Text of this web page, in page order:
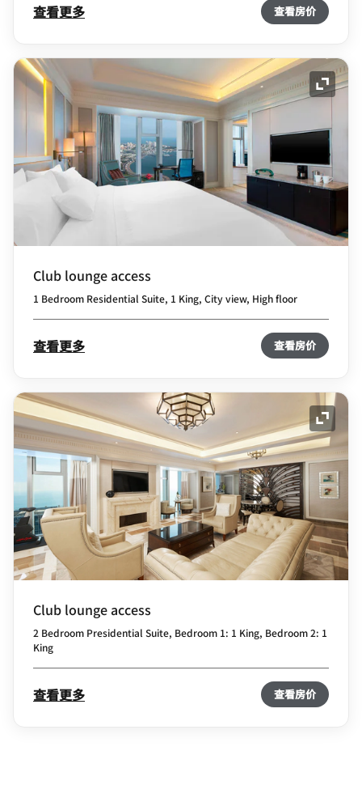
查看更多 查看房价
展开
Club lounge access
1 Bedroom Residential Suite, 1 King, City view, High floor
查看更多 查看房价
展开
Club lounge access
2 Bedroom Presidential Suite, Bedroom 1: 1 King, Bedroom 2: 1
King
查看更多 查看房价